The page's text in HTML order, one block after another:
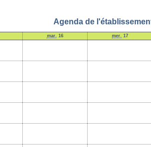
Agenda de
mar. 16 mer. 17